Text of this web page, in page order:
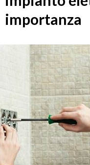
importanza